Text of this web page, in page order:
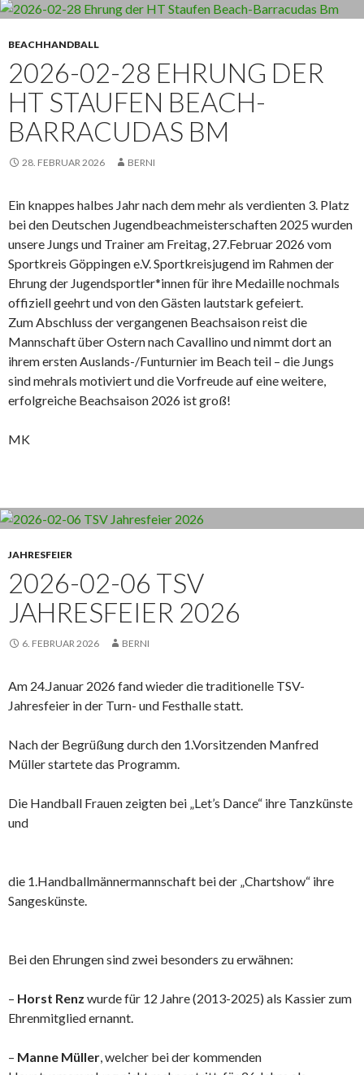
BEACHHANDBALL
2026-02-28 EHRUNG DER
HT STAUFEN BEACH-
BARRACUDAS BM
28. FEBRUAR 2026 BERNI
Ein knappes halbes Jahr nach dem mehr als verdienten 3. Platz
bei den Deutschen Jugendbeachmeisterschaften 2025 wurden
unsere Jungs und Trainer am Freitag, 27.Februar 2026 vom
Sportkreis Göppingen e.V. Sportkreisjugend im Rahmen der
Ehrung der Jugendsportler*innen für ihre Medaille nochmals
offiziell geehrt und von den Gästen lautstark gefeiert.
Zum Abschluss der vergangenen Beachsaison reist die
Mannschaft über Ostern nach Cavallino und nimmt dort an
ihrem ersten Auslands-/Funturnier im Beach teil – die Jungs
sind mehrals motiviert und die Vorfreude auf eine weitere,
erfolgreiche Beachsaison 2026 ist groß!
MK
JAHRESFEIER
2026-02-06 TSV
JAHRESFEIER 2026
6. FEBRUAR 2026 BERNI
Am 24.Januar 2026 fand wieder die traditionelle TSV-
Jahresfeier in der Turn- und Festhalle statt.
Nach der Begrüßung durch den 1.Vorsitzenden Manfred
Müller startete das Programm.
Die Handball Frauen zeigten bei „Let’s Dance“ ihre Tanzkünste
und
die 1.Handballmännermannschaft bei der „Chartshow“ ihre
Sangeskünste.
Bei den Ehrungen sind zwei besonders zu erwähnen:
– Horst Renz wurde für 12 Jahre (2013-2025) als Kassier zum
Ehrenmitglied ernannt.
– Manne Müller , welcher bei der kommenden